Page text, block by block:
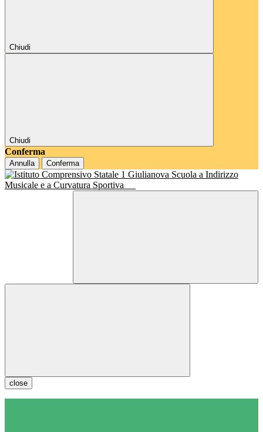
Chiudi
Chiudi
Conferma
Annulla Conferma
Scuola a Indirizzo
Musicale e a Curvatura Sportiva
close